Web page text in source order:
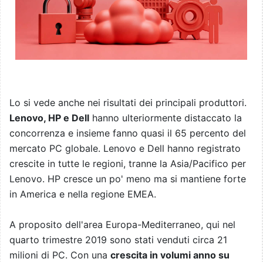
Lo si vede anche nei risultati dei principali produttori.
Lenovo, HP e Dell hanno ulteriormente distaccato la
concorrenza e insieme fanno quasi il 65 percento del
mercato PC globale. Lenovo e Dell hanno registrato
crescite in tutte le regioni, tranne la Asia/Pacifico per
Lenovo. HP cresce un po' meno ma si mantiene forte
in America e nella regione EMEA.
A proposito dell'area Europa-Mediterraneo, qui nel
quarto trimestre 2019 sono stati venduti circa 21
milioni di PC. Con una crescita in volumi anno su